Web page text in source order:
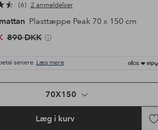
6 2 anmeldelser
Plasttæppe Peak 70 x 150 cm
890 DKK
senere. Læs mere
70X150
Læg i kurv
Tilføj